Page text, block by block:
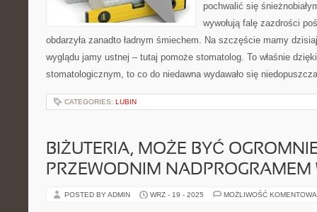
pochwalić się
wywołują falę zazdrości
obdarzyła zanadto ładnym śmiechem. Na szczęście mamy
wyglądu jamy ustnej – tutaj pomoże stomatolog. To właśnie
stomatologicznym, to co do niedawna wydawało się
CATEGORIES: LUBIN
BIŻUTERIA, MOŻE BYĆ
PRZEWODNIM NADPROGRAMEM
POSTED BY ADMIN WRZ - 19 - 2025 MOŻLIWOŚĆ